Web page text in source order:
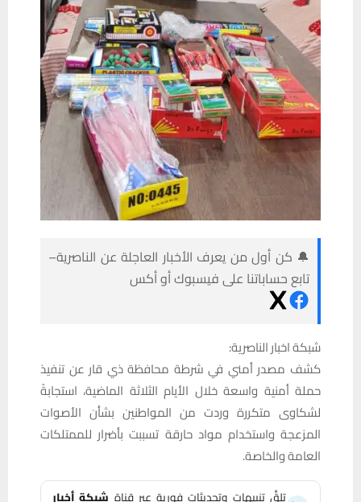
🔔 كن أول من يعرف الأخبار العاجلة عن الناصرية–
تابع حساباتنا على فيسبوك أو أكس
شبكة اخبار الناصرية:
كشف مصدر أمني في شرطة محافظة ذي قار عن تنفيذ
حملة أمنية واسعة خلال الأيام الثلاثة الماضية، استجابةً
لشكاوى متكررة وردت من المواطنين بشأن الأصوات
المزعجة واستخدام مواد حارقة تسببت بأضرار للممتلكات
العامة والخاصة.
تلقَّ تنبيهات وتحديثات فورية عبر قناة شبكة أخبار